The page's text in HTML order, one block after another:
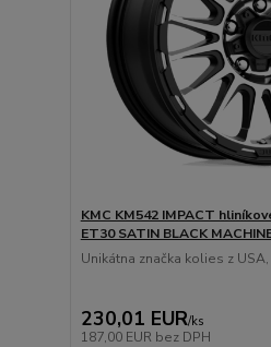
KMC KM542 IMPACT
ET30 SATIN BLACK
Unikátna značka kolies z
230,01 EUR/ks
187,00 EUR bez DPH